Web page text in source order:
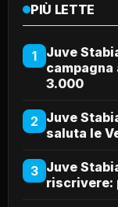
PIÙ LETTE
1
Juve
3.000
2 Juve
saluta le
3 Juve
riscrivere: